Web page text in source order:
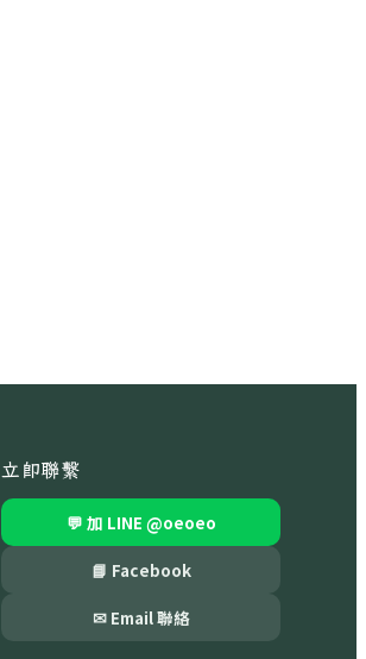
立即聯繫
💬 加 LINE @oeoeo
📘 Facebook
✉ Email 聯絡